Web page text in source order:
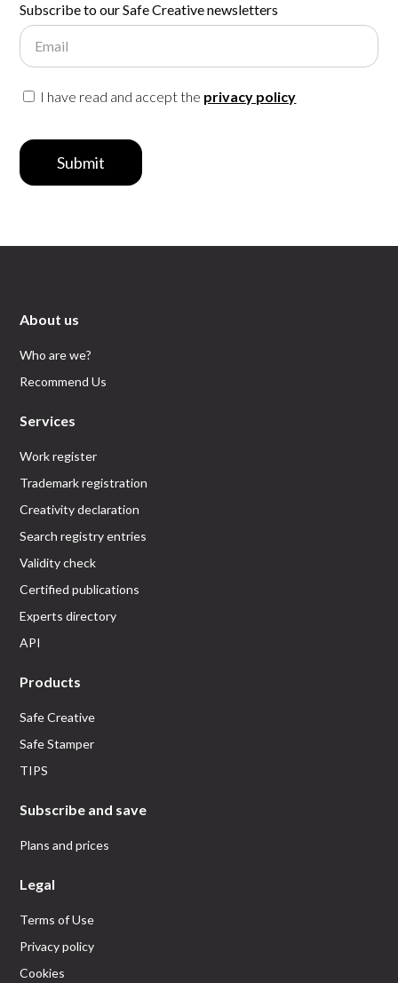
Subscribe to our Safe Creative newsletters
Email
I have read and accept the privacy policy
Submit
About us
Who are we?
Recommend Us
Services
Work register
Trademark registration
Creativity declaration
Search registry entries
Validity check
Certified publications
Experts directory
API
Products
Safe Creative
Safe Stamper
TIPS
Subscribe and save
Plans and prices
Legal
Terms of Use
Privacy policy
Cookies